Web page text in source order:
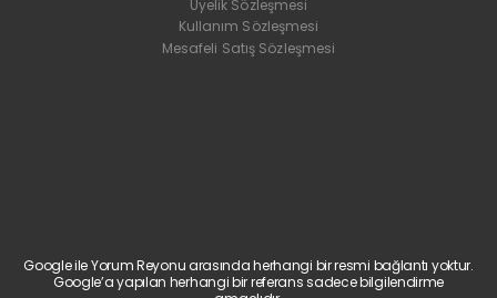
Üyelik Sözleşmesi
Kullanım Sözleşmesi
Mesafeli Satış Sözleşmesi
Google ile Yorum Reyonu arasında herhangi bir resmi bağlantı yoktur.
Google’a yapılan herhangi bir referans sadece bilgilendirme